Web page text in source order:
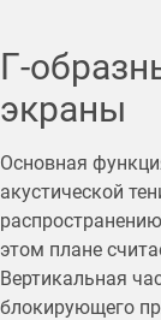
Г-
экраны
Основная
акустической
этом плане
Вертикальная
блокирующего